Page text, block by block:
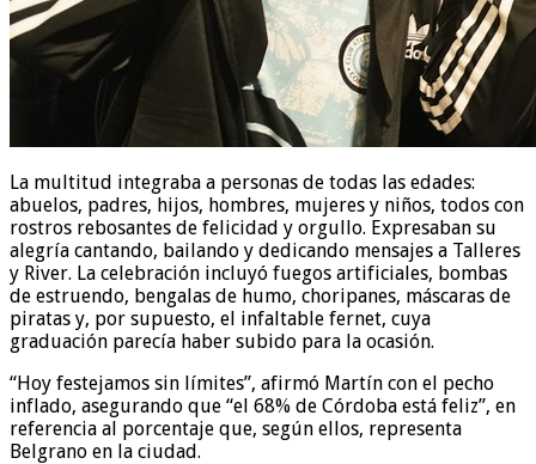
La multitud integraba a personas de todas las edades:
abuelos, padres, hijos, hombres, mujeres y niños, todos con
rostros rebosantes de felicidad y orgullo. Expresaban su
alegría cantando, bailando y dedicando mensajes a Talleres
y River. La celebración incluyó fuegos artificiales, bombas
de estruendo, bengalas de humo, choripanes, máscaras de
piratas y, por supuesto, el infaltable fernet, cuya
graduación parecía haber subido para la ocasión.
“Hoy festejamos sin límites”, afirmó Martín con el pecho
inflado, asegurando que “el 68% de Córdoba está feliz”, en
referencia al porcentaje que, según ellos, representa
Belgrano en la ciudad.